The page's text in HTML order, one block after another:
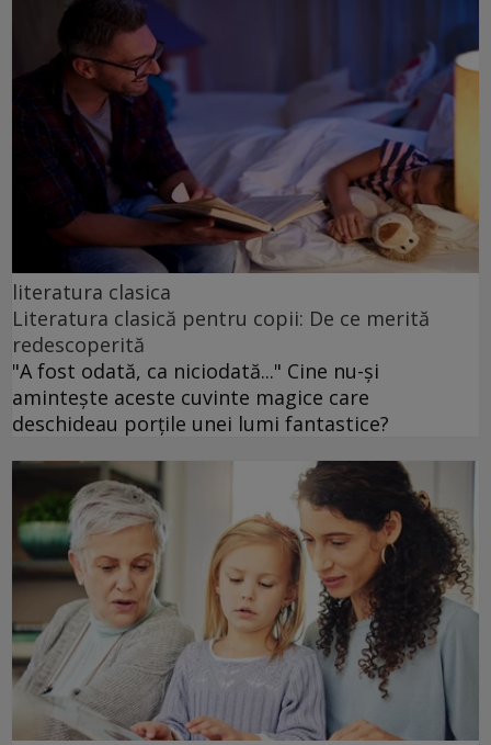
literatura clasica
Literatura clasică pentru copii: De ce merită
redescoperită
"A fost odată, ca niciodată..." Cine nu-și
amintește aceste cuvinte magice care
deschideau porțile unei lumi fantastice?